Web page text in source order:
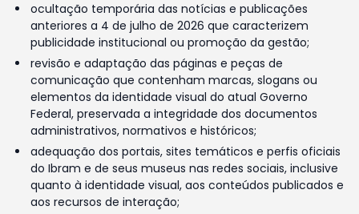
ocultação temporária das notícias e publicações
anteriores a 4 de julho de 2026 que caracterizem
publicidade institucional ou promoção da gestão;
revisão e adaptação das páginas e peças de
comunicação que contenham marcas, slogans ou
elementos da identidade visual do atual Governo
Federal, preservada a integridade dos documentos
administrativos, normativos e históricos;
adequação dos portais, sites temáticos e perfis oficiais
do Ibram e de seus museus nas redes sociais, inclusive
quanto à identidade visual, aos conteúdos publicados e
aos recursos de interação;